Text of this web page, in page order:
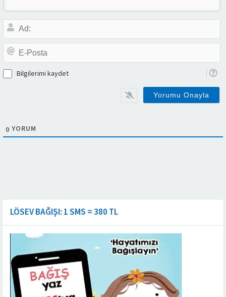
Bilgilerimi kaydet
0 YORUM
LÖSEV BAĞIŞI: 1 SMS = 380 TL